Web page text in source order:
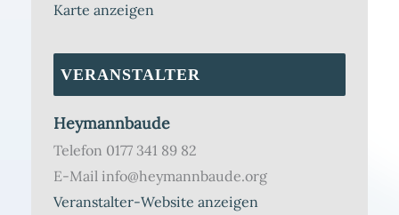
Karte anzeigen
VERANSTALTER
Heymannbaude
Telefon 0177 341 89 82
E-Mail info@heymannbaude.org
Veranstalter-Website anzeigen